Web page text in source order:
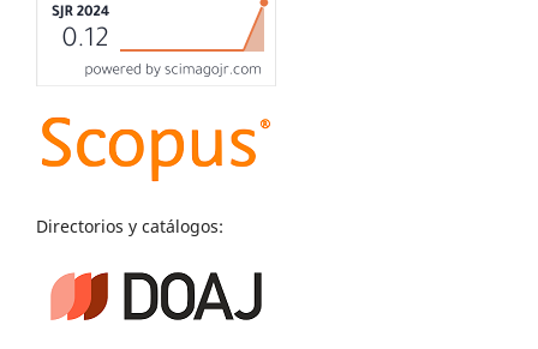
Directorios y catálogos: